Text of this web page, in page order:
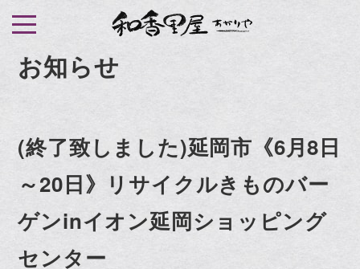
お知らせ
(終了致しました)延岡市《6月8日
～20日》リサイクルきものバー
ゲンinイオン延岡ショッピング
センター